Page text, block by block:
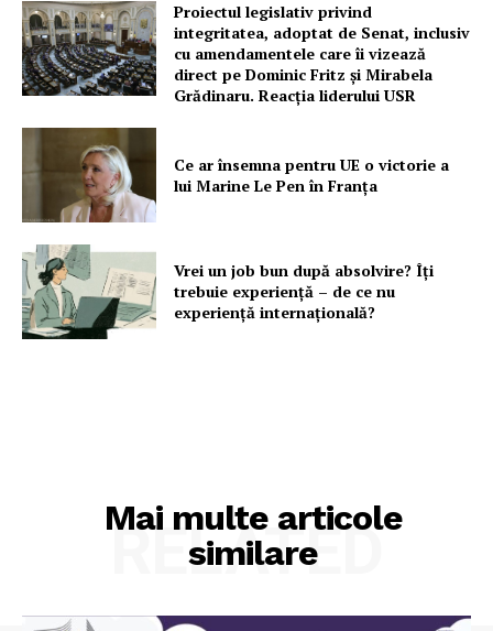
Proiectul legislativ privind
integritatea, adoptat de Senat, inclusiv
cu amendamentele care îi vizează
direct pe Dominic Fritz și Mirabela
Grădinaru. Reacția liderului USR
Ce ar însemna pentru UE o victorie a
lui Marine Le Pen în Franța
Vrei un job bun după absolvire? Îți
trebuie experiență – de ce nu
experiență internațională?
Mai multe articole
similare
RELATED